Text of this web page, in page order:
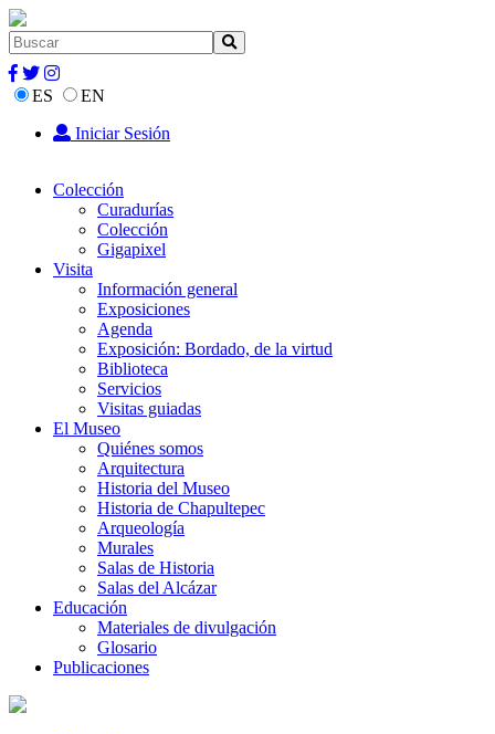
ES
EN
Iniciar Sesión
Colección
Curadurías
Colección
Gigapixel
Visita
Información general
Exposiciones
Agenda
Exposición: Bordado, de la virtud
Biblioteca
Servicios
Visitas guiadas
El Museo
Quiénes somos
Arquitectura
Historia del Museo
Historia de Chapultepec
Arqueología
Murales
Salas de Historia
Salas del Alcázar
Educación
Materiales de divulgación
Glosario
Publicaciones